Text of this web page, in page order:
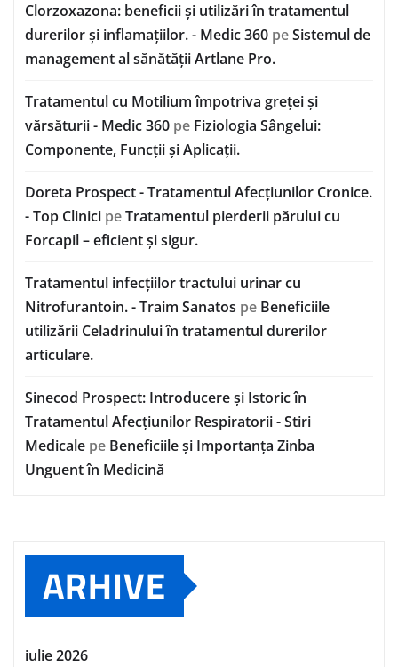
Clorzoxazona: beneficii și utilizări în tratamentul
durerilor și inflamațiilor. - Medic 360 peSistemul de
management al sănătății Artlane Pro.
Tratamentul cu Motilium împotriva greței și
vărsăturii - Medic 360 pe Fiziologia Sângelui:
Componente, Funcții și Aplicații.
Doreta Prospect - Tratamentul Afecțiunilor Cronice.
- Top Clinici peTratamentul pierderii părului cu
Forcapil – eficient și sigur.
Tratamentul infecțiilor tractului urinar cu
Nitrofurantoin. - Traim Sanatos pe Beneficiile
utilizării Celadrinului în tratamentul durerilor
articulare.
Sinecod Prospect: Introducere și Istoric în
Tratamentul Afecțiunilor Respiratorii - Stiri
Medicale pe Beneficiile și Importanța Zinba
Unguent în Medicină
ARHIVE
iulie 2026